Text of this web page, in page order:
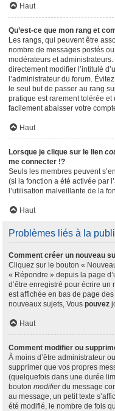
Haut
Qu’est-ce que mon rang et
Les rangs, qui peuvent être
nombre de messages postés
modérateurs et
directement modifier l’intitulé
l’administrateur du forum.
le seul but de passer au rang
pratique est rarement tolérée
facilement abaisser votre
Haut
Lorsque je clique sur le lien
me connecter !?
Seuls les membres peuvent
(si la fonction a été activée par
l’utilisation malveillante de la
Haut
Problèmes liés à la
Comment créer un nouveau
Cliquez sur le bouton «
« Répondre » depuis la page
d’être enregistré pour écrire
est affichée en bas de page
nouveaux sujets, Vous pouvez
Haut
Comment modifier ou
À moins d’être administrateur
supprimer que vos propres
(quelquefois dans une durée
bouton modifierdu message
au message, un petit texte
été modifié, le nombre de fois